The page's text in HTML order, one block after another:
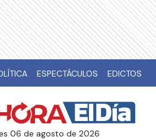
ESPECTÁCULOS EDICTOS
06 de agosto de 2026